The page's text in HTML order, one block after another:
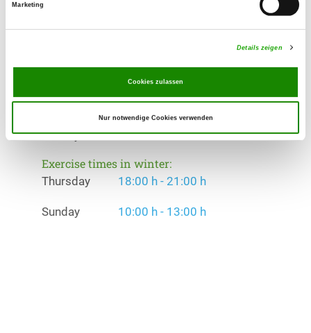
Marketing
Details zeigen
Cookies zulassen
Nur notwendige Cookies verwenden
Erziehungskurse, Faehrte, Schutzdienst
Exercise times in summer:
Thursday 18:00 h - 21:00 h
Sunday 10:00 h - 13:00 h
Exercise times in winter:
Thursday 18:00 h - 21:00 h
Sunday 10:00 h - 13:00 h